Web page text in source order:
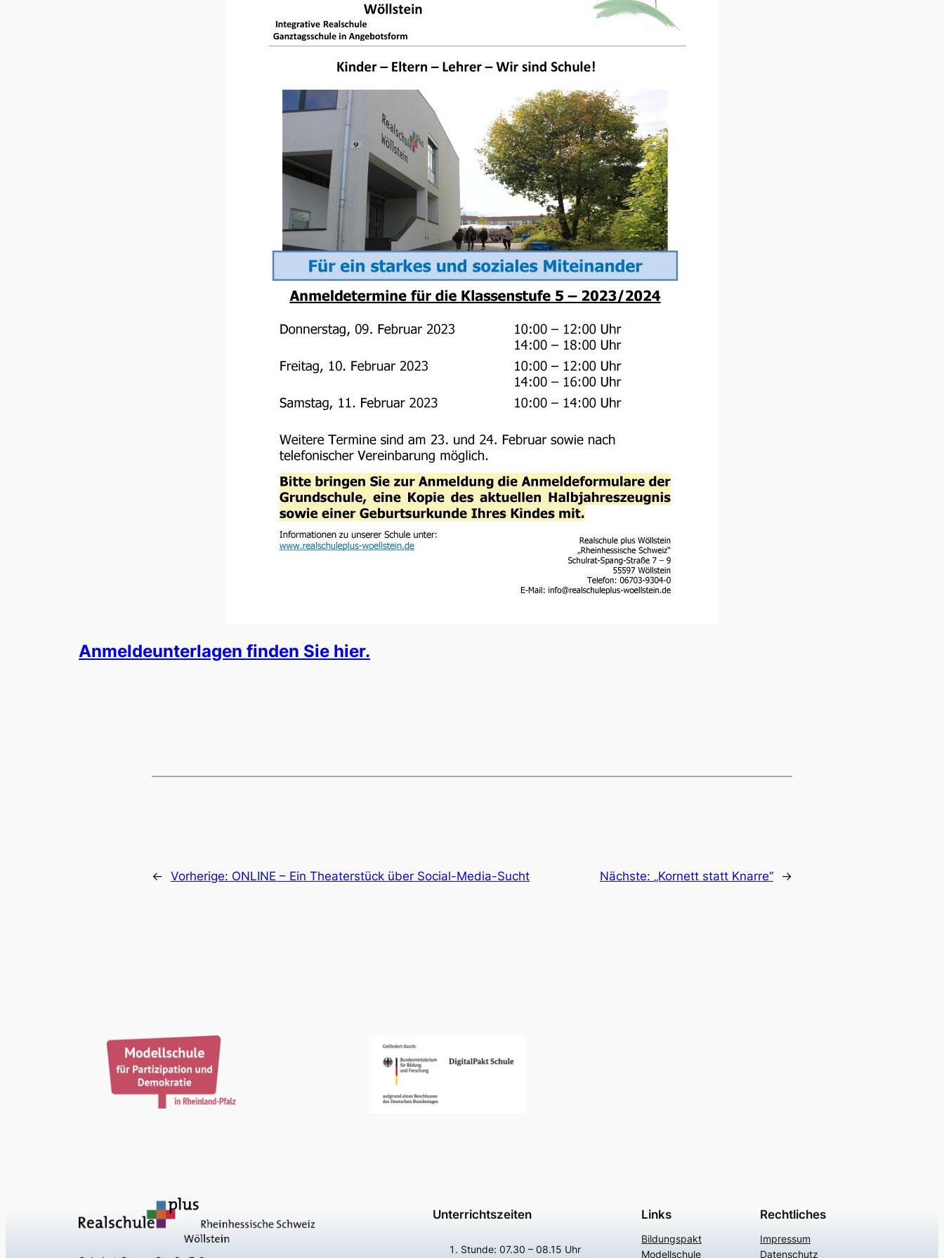
Anmeldeunterlagen finden Sie hier.
← Vorherige: ONLINE – Ein Theaterstück über Social-Media-Sucht Nächste: „Kornett statt Knarre“ →
Unterrichtszeiten
Stunde: 07.30 – 08.15 Uhr
Links
Bildungspakt
Modellschule
Rechtliches
Impressum
Datenschutz